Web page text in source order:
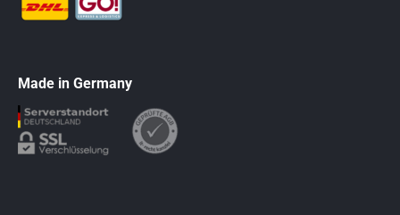
Made in Germany